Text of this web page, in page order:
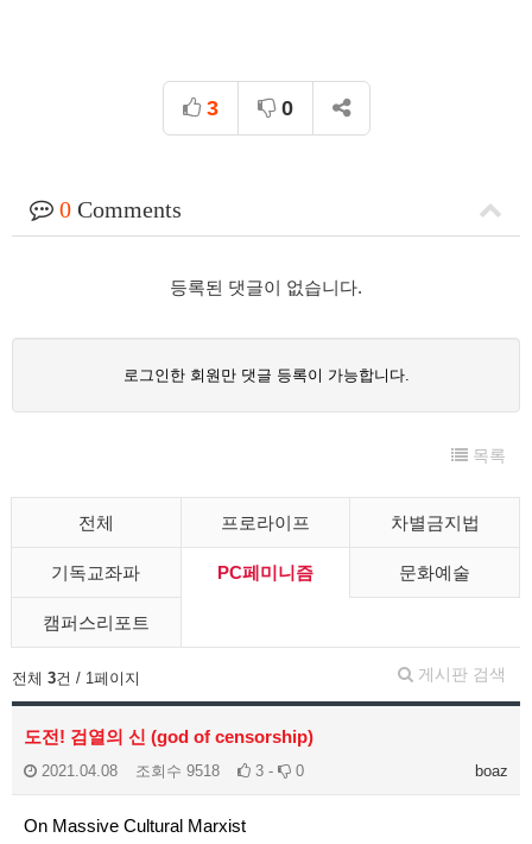
3 0
0 Comments
등록된 댓글이 없습니다.
로그인한 회원만 댓글 등록이 가능합니다.
목록
전체 프로라이프 차별금지법
기독교좌파 PC페미니즘 문화예술
캠퍼스리포트
게시판 검색
전체 3건 / 1페이지
도전! 검열의 신 (god of censorship)
boaz
2021.04.08 조회수 9518 3 - 0
On Massive Cultural Marxist